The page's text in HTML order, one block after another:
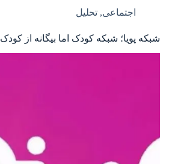
اجتماعی, تحلیل
شبکه پویا؛ شبکه کودک اما بیگانه از کودک